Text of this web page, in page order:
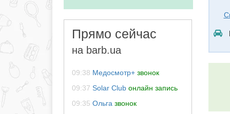
Прямо сейчас
на barb.ua
09:38 Медосмотр+ звонок
09:37 Solar Club онлайн запись
09:35 Ольга звонок